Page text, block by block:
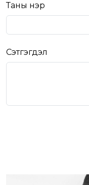
Таны нэр
Сэтгэгдэл